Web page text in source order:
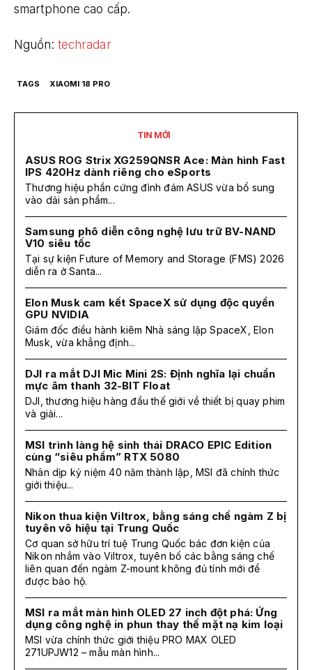
smartphone cao cấp.
Nguồn: techradar
TAGS XIAOMI 18 PRO
TIN MỚI
ASUS ROG Strix XG259QNSR Ace: Màn hình Fast
IPS 420Hz dành riêng cho eSports
Thương hiệu phần cứng đình đám ASUS vừa bổ sung
vào dải sản phẩm...
Samsung phô diễn công nghệ lưu trữ BV-NAND
V10 siêu tốc
Tại sự kiện Future of Memory and Storage (FMS) 2026
diễn ra ở Santa...
Elon Musk cam kết SpaceX sử dụng độc quyền
GPU NVIDIA
Giám đốc điều hành kiêm Nhà sáng lập SpaceX, Elon
Musk, vừa khẳng định...
DJI ra mắt DJI Mic Mini 2S: Định nghĩa lại chuẩn
mực âm thanh 32-BIT Float
DJI, thương hiệu hàng đầu thế giới về thiết bị quay phim
và giải...
MSI trình làng hệ sinh thái DRACO EPIC Edition
cùng “siêu phẩm” RTX 5080
Nhân dịp kỷ niệm 40 năm thành lập, MSI đã chính thức
giới thiệu...
Nikon thua kiện Viltrox, bằng sáng chế ngàm Z bị
tuyên vô hiệu tại Trung Quốc
Cơ quan sở hữu trí tuệ Trung Quốc bác đơn kiện của
Nikon nhắm vào Viltrox, tuyên bố các bằng sáng chế
liên quan đến ngàm Z-mount không đủ tính mới để
được bảo hộ.
MSI ra mắt màn hình OLED 27 inch đột phá: Ứng
dụng công nghệ in phun thay thế mặt nạ kim loại
MSI vừa chính thức giới thiệu PRO MAX OLED
271UPJW12 – mẫu màn hình...